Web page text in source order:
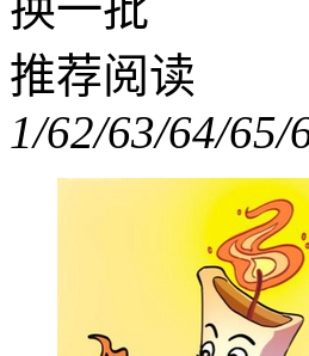
推荐阅读
1/62/63/64/65/